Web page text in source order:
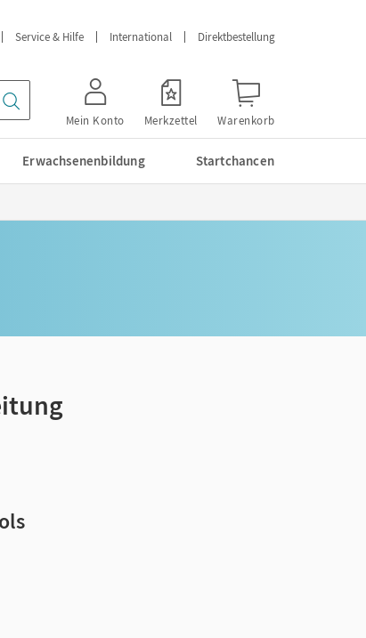
Service & Hilfe International Direktbestellung
Mein Konto Merkzettel Warenkorb
Erwachsenenbildung Startchancen